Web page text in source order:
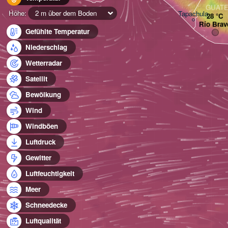
Höhe:
2 m über dem Boden
Gefühlte Temperatur
Niederschlag
Wetterradar
Satellit
Bewölkung
Wind
Windböen
Luftdruck
Gewitter
Luftfeuchtigkeit
Meer
Schneedecke
Luftqualität
Tapachula
Río